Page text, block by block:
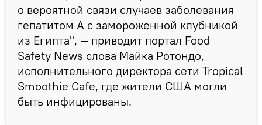
о вероятной связи случаев заболевания
гепатитом А с замороженной клубникой
из Египта", — приводит портал Food
Safety News слова Майка Ротондо,
исполнительного директора сети Tropical
Smoothie Cafе, где жители США могли
быть инфицированы.